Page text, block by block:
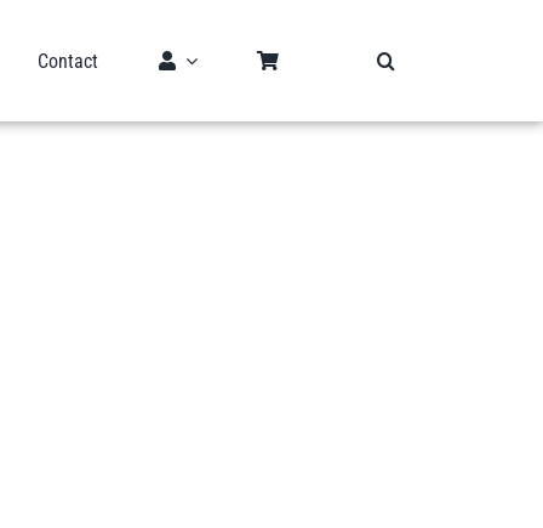
Contact